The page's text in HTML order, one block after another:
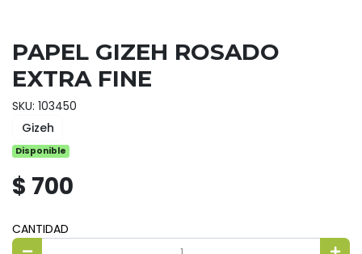
PAPEL GIZEH ROSADO
EXTRA FINE
SKU: 103450
Gizeh
Disponible
$ 700
CANTIDAD